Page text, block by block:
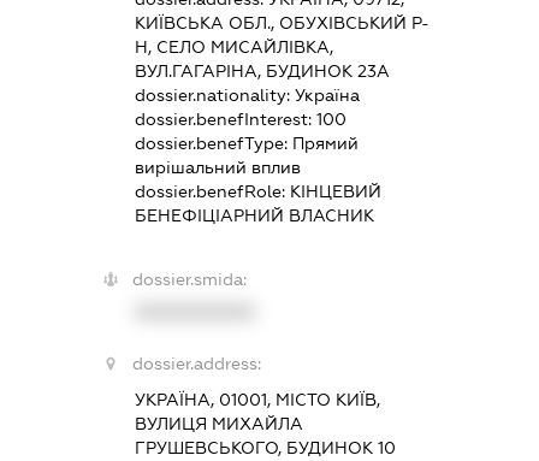
КИЇВСЬКА ОБЛ., ОБУХІВСЬКИЙ Р-
Н, СЕЛО МИСАЙЛІВКА,
ВУЛ.ГАГАРІНА, БУДИНОК 23А
dossier.nationality:Україна
dossier.benefInterest:100
dossier.benefType: Прямий
вирішальний вплив
dossier.benefRole: КІНЦЕВИЙ
БЕНЕФІЦІАРНИЙ ВЛАСНИК
dossier.smida:
dossier.address:
УКРАЇНА, 01001, МІСТО КИЇВ,
ВУЛИЦЯ МИХАЙЛА
ГРУШЕВСЬКОГО, БУДИНОК 10